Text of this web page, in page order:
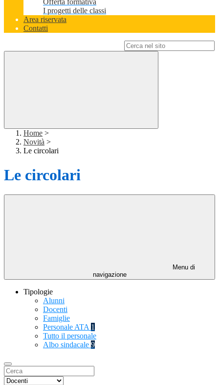
Offerta formativa
I progetti delle classi
Area riservata
Contatti
Home >
Novità >
Le circolari
Le circolari
Menu di
navigazione
Tipologie
Alunni
Docenti
Famiglie
Personale ATA 1
Tutto il personale
Albo sindacale 9